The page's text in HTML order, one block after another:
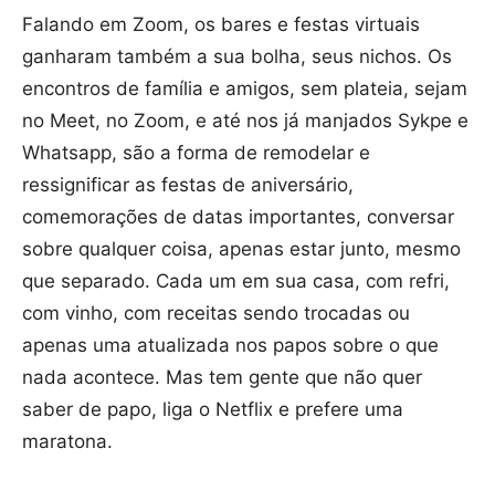
Falando em Zoom, os bares e festas virtuais
ganharam também a sua bolha, seus nichos. Os
encontros de família e amigos, sem plateia, sejam
no Meet, no Zoom, e até nos já manjados Sykpe e
Whatsapp, são a forma de remodelar e
ressignificar as festas de aniversário,
comemorações de datas importantes, conversar
sobre qualquer coisa, apenas estar junto, mesmo
que separado. Cada um em sua casa, com refri,
com vinho, com receitas sendo trocadas ou
apenas uma atualizada nos papos sobre o que
nada acontece. Mas tem gente que não quer
saber de papo, liga o Netflix e prefere uma
maratona.